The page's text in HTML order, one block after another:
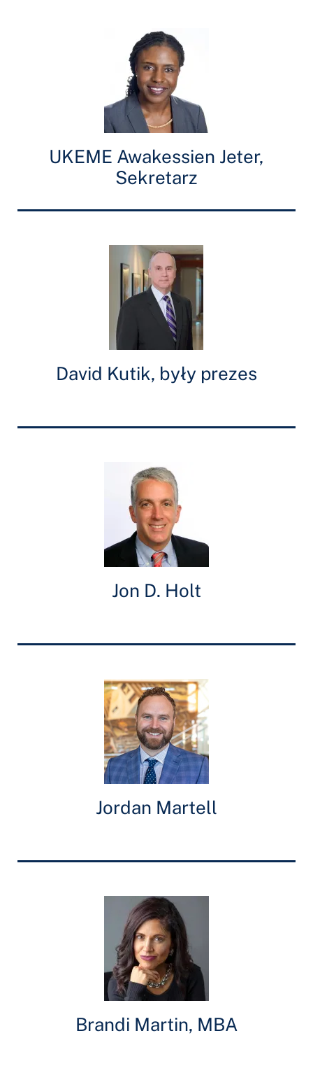
UKEME Awakessien Jeter,
Sekretarz
David Kutik, były prezes
Jon D. Holt
Jordan Martell
Brandi Martin, MBA